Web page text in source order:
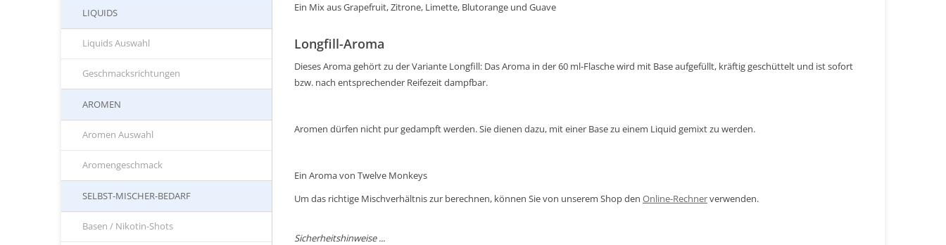
LIQUIDS
Liquids Auswahl
Geschmacksrichtungen
AROMEN
Aromen Auswahl
Aromengeschmack
SELBST-MISCHER-BEDARF
Basen / Nikotin-Shots
Ein Mix aus Grapefruit, Zitrone, Limette, Blutorange und Guave
Longfill-Aroma
Dieses Aroma gehört zu der Variante Longfill: Das Aroma in der 60 ml-Flasche wird mit Base aufgefüllt, kräftig geschüttelt und ist sofort
bzw. nach entsprechender Reifezeit dampfbar.
Aromen dürfen nicht pur gedampft werden. Sie dienen dazu, mit einer Base zu einem Liquid gemixt zu werden.
Ein Aroma von Twelve Monkeys
Um das richtige Mischverhältnis zur berechnen, können Sie von unserem Shop den Online-Rechnerverwenden.
Sicherheitshinweise ...